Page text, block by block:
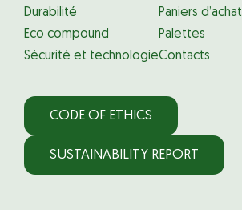
Durabilité
Eco compound
Sécurité et technologie
Paniers d’achat
Palettes
Contacts
CODE OF ETHICS
SUSTAINABILITY REPORT